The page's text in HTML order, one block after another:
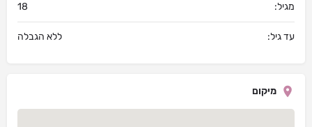
מגיל: 18
עד גיל: ללא הגבלה
מיקום